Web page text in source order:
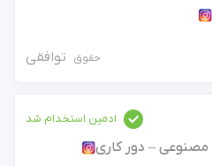
حقوق توافقی
ادمین استخدام شد
– دور کاری